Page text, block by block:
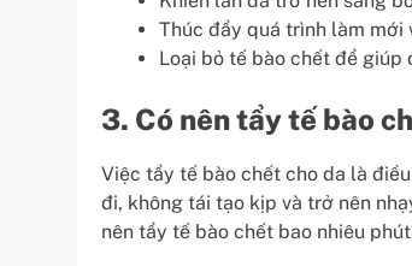
Thúc đẩy quá trình làm mới
Loại bỏ tế bào chết để giúp
3. Có nên tẩy tế bào
Việc tẩy tế bào chết cho da là
đi, không tái tạo kịp và trở nên
nên tẩy tế bào chết bao nhiêu